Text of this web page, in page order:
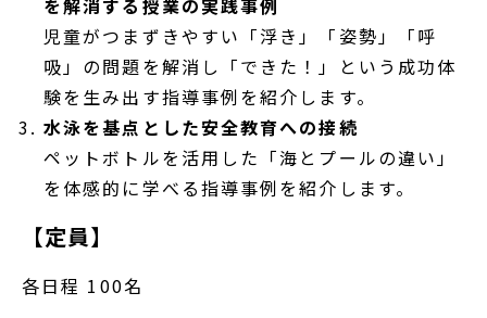
を解消する授業の実践事例
児童がつまずきやすい「浮き」「姿勢」「呼
吸」の問題を解消し「できた！」という成功体
験を生み出す指導事例を紹介します。
水泳を基点とした安全教育への接続
ペットボトルを活用した「海とプールの違い」
を体感的に学べる指導事例を紹介します。
【定員】
各日程 100名